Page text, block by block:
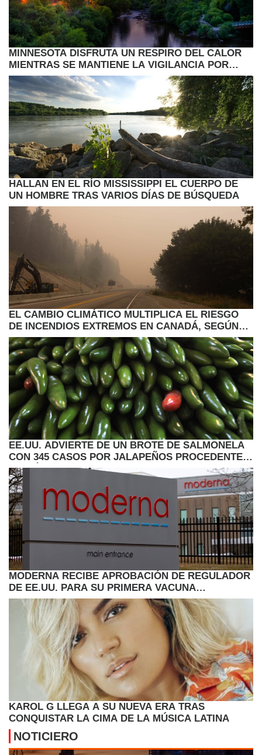
MINNESOTA DISFRUTA UN RESPIRO DEL CALOR
MIENTRAS SE MANTIENE LA VIGILANCIA POR
LLUVIAS Y CAMBIOS EN EL CLIMA
HALLAN EN EL RÍO MISSISSIPPI EL CUERPO DE
UN HOMBRE TRAS VARIOS DÍAS DE BÚSQUEDA
EL CAMBIO CLIMÁTICO MULTIPLICA EL RIESGO
DE INCENDIOS EXTREMOS EN CANADÁ, SEGÚN
ESTUDIO
EE.UU. ADVIERTE DE UN BROTE DE SALMONELA
CON 345 CASOS POR JALAPEÑOS PROCEDENTES
DE MÉXICO
MODERNA RECIBE APROBACIÓN DE REGULADOR
DE EE.UU. PARA SU PRIMERA VACUNA
ANTIGRIPAL ARNM
KAROL G LLEGA A SU NUEVA ERA TRAS
CONQUISTAR LA CIMA DE LA MÚSICA LATINA
NOTICIERO